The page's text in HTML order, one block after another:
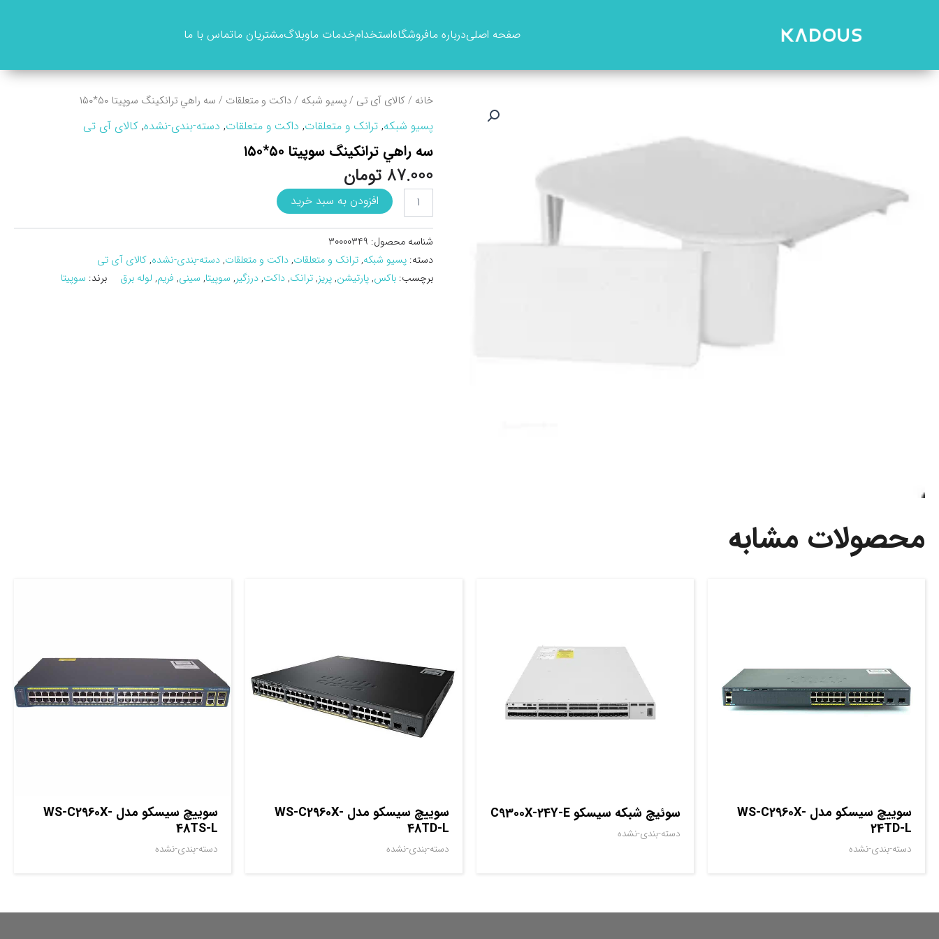
صفحه اصلیدرباره مافروشگاهاستخدامخدمات ماوبلاگمشتریان ماتماس با ما
خانه /کالای آی تی /پسیو شبکه /داکت و متعلقات / سه راهي ترانکينگ سوپيتا ۵۰*۱۵۰
پسیو شبکه,ترانک و متعلقات, داکت و متعلقات, دسته-بندی-نشده,کالای آی تی
سه راهي ترانکينگ سوپيتا ۵۰*۱۵۰
87.000 تومان
سه
راهي
سوپيتا
عدد
افزودن به سبد خرید
شناسه محصول: 30000349
دسته:پسیو شبکه,ترانک و متعلقات,داکت و متعلقات,دسته-بندی-نشده,کالای آی تی
برچسب:باکس,پارتیشن,پریز,ترانک,داکت,درزگیر, سوپیتا, سینی, فریم, لوله برق برند: سوپیتا
محصولات مشابه
سوييچ سيسکو مدل WS-C2960X-
24TD-L
دسته-بندی-نشده
سوئیچ شبکه سیسکو C9300X-24Y-E
دسته-بندی-نشده
سوييچ سيسکو مدل WS-C2960X-
48TD-L
دسته-بندی-نشده
سوييچ سيسکو مدل WS-C2960X-
48TS-L
دسته-بندی-نشده